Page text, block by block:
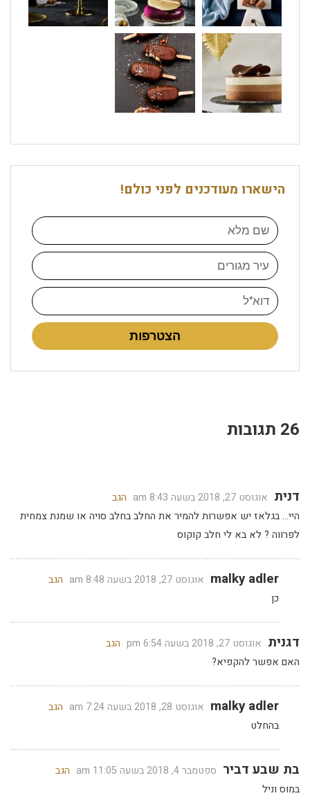
הישארו מעודכנים לפני כולם!
הצטרפות
26 תגובות
דנית אוגוסט 27, 2018 בשעה 8:43 am
הגב
היי… בגלאז יש אפשרות להמיר את החלב בחלב סויה או שמנת צמחית
לפרווה ? לא בא לי חלב קוקוס
malky adler אוגוסט 27, 2018 בשעה 8:48 am
הגב
כן
דגנית אוגוסט 27, 2018 בשעה 6:54 pm
הגב
האם אפשר להקפיא?
malky adler אוגוסט 28, 2018 בשעה 7:24 am
הגב
בהחלט
בת שבע דביר ספטמבר 4, 2018 בשעה 11:05 am
הגב
במוס וניל